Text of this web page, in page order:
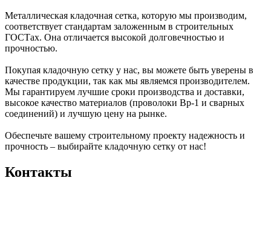
Металлическая кладочная сетка, которую мы производим,
соответствует стандартам заложенным в строительных
ГОСТах. Она отличается высокой долговечностью и
прочностью.
Покупая кладочную сетку у нас, вы можете быть уверены в
качестве продукции, так как мы являемся производителем.
Мы гарантируем лучшие сроки производства и доставки,
высокое качество материалов (проволоки Вр-1 и сварных
соединений) и лучшую цену на рынке.
Обеспечьте вашему строительному проекту надежность и
прочность – выбирайте кладочную сетку от нас!
Контакты